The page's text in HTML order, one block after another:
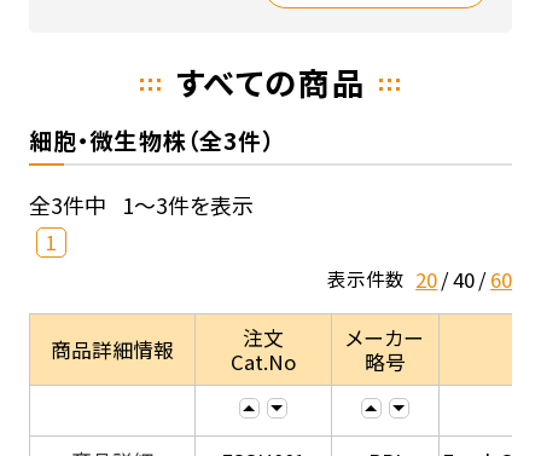
すべての商品
細胞・微生物株（全3件）
全3件中 1～3件を表示
1
表示件数 20 40 60
商品詳細情報
注文
Cat.No
メーカー
略号